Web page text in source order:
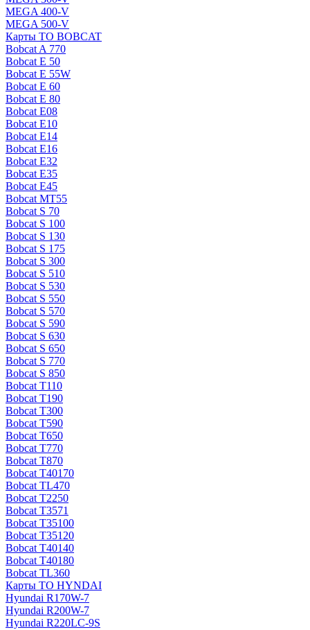
MEGA 400-V
MEGA 500-V
Карты ТО BOBCAT
Bobcat A 770
Bobcat E 50
Bobcat E 55W
Bobcat E 60
Bobcat E 80
Bobcat E08
Bobcat E10
Bobcat E14
Bobcat E16
Bobcat E32
Bobcat E35
Bobcat E45
Bobcat MT55
Bobcat S 70
Bobcat S 100
Bobcat S 130
Bobcat S 175
Bobcat S 300
Bobcat S 510
Bobcat S 530
Bobcat S 550
Bobcat S 570
Bobcat S 590
Bobcat S 630
Bobcat S 650
Bobcat S 770
Bobcat S 850
Bobcat T110
Bobcat T190
Bobcat T300
Bobcat T590
Bobcat T650
Bobcat T770
Bobcat T870
Bobcat T40170
Bobcat TL470
Bobcat Т2250
Bobcat Т3571
Bobcat Т35100
Bobcat Т35120
Bobcat Т40140
Bobcat Т40180
Bobcat ТL360
Карты ТО HYNDAI
Hyundai R170W-7
Hyundai R200W-7
Hyundai R220LC-9S